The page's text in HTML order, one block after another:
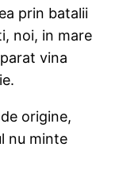
prin batalii
noi, in mare
vina
origine,
nu minte